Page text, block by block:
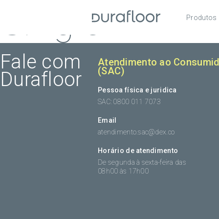
Produtos
Single
Fale com
Durafloor
Atendimento ao
(SAC)
Pessoa física e juridica
SAC: 0800 011 7073
Email
atendimento.sac@dex.co
Horário de atendimento
De segunda à sexta-feira das
08h00 às 17h00